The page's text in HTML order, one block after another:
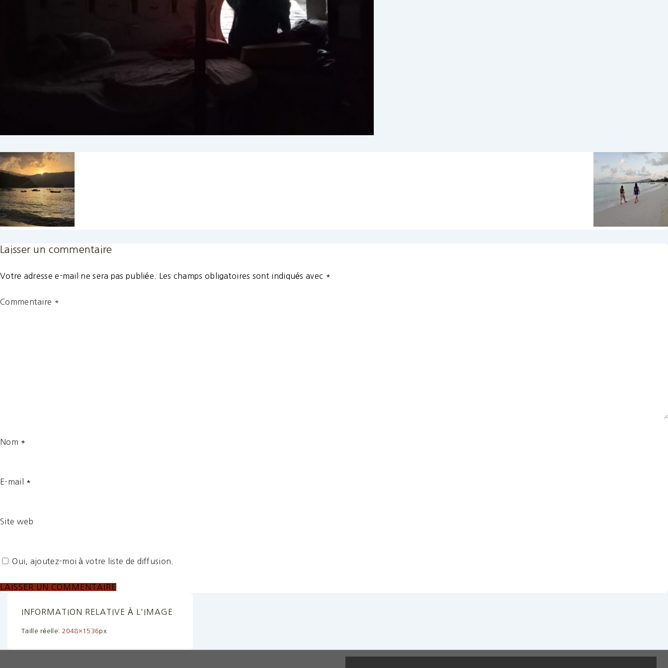
Laisser un commentaire
Votre adresse e-mail ne sera pas publiée. Les champs obligatoires sont indiqués avec *
Commentaire *
Nom *
E-mail *
Site web
Oui, ajoutez-moi à votre liste de diffusion.
INFORMATION RELATIVE À L'IMAGE
Taille réelle: 2048×1536px